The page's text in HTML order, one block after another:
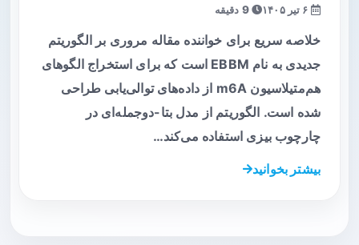
9 دقیقه
خلاصه سریع برای خواننده مقاله مروری بر الگوریتم
جدیدی به نام EBBM است که برای استخراج الگوهای
هم‌متیلاسیون m6A از داده‌های توالی‌یابی طراحی
شده است. الگوریتم از مدل بتا-دوجمله‌ای در
چارچوب بیزی استفاده می‌کند…
بیشتر بخوانید